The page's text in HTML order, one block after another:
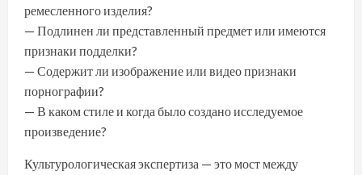
ремесленного изделия?
— Подлинен ли представленный предмет или имеются
признаки подделки?
— Содержит ли изображение или видео признаки
порнографии?
— В каком стиле и когда было создано исследуемое
произведение?
Культурологическая экспертиза — это мост между